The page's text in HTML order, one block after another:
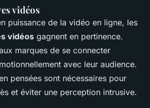
vidéos
puissance de la vidéo en ligne, les
vidéos gagnent en pertinence.
marques de se connecter
avec leur audience.
pensées sont nécessaires pour
et éviter une perception intrusive.